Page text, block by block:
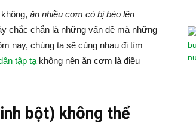
ăn nhiều cơm có bị béo lên
chắc chắn là những vấn đề mà những
nay, chúng ta sẽ cùng nhau đi tìm
tập tạ không nên ăn cơm là điều
bột) không thể